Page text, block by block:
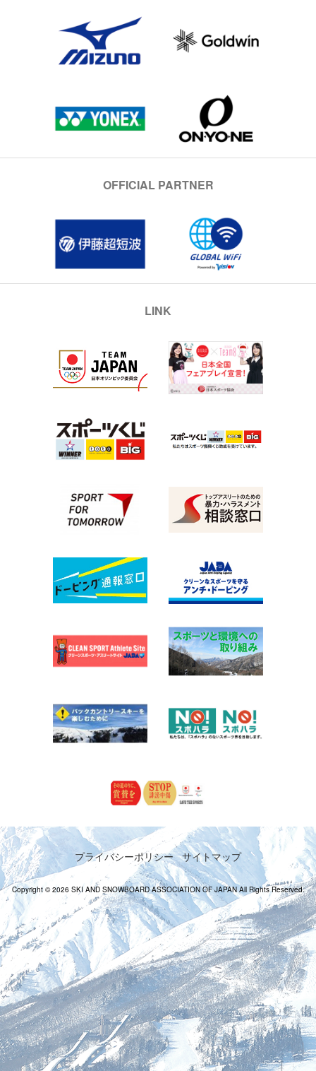
OFFICIAL PARTNER
LINK
プライバシーポリシー サイトマップ
Copyright © 2026 SKI AND SNOWBOARD ASSOCIATION OF JAPAN All Rights Reserved.